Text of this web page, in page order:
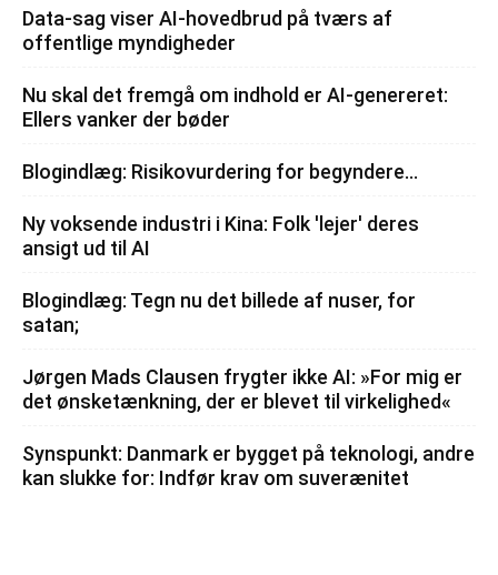
Data-sag viser AI-hovedbrud på tværs af
offentlige myndigheder
Nu skal det fremgå om indhold er AI-genereret:
Ellers vanker der bøder
Blogindlæg: Risikovurdering for begyndere…
Ny voksende industri i Kina: Folk 'lejer' deres
ansigt ud til AI
Blogindlæg: Tegn nu det billede af nuser, for
satan;
Jørgen Mads Clausen frygter ikke AI: »For mig er
det ønsketænkning, der er blevet til virkelighed«
Synspunkt: Danmark er bygget på teknologi, andre
kan slukke for: Indfør krav om suverænitet